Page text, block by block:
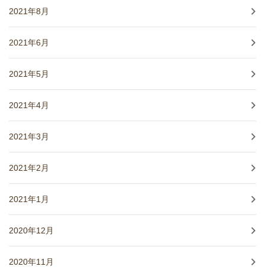
2021年8月
2021年6月
2021年5月
2021年4月
2021年3月
2021年2月
2021年1月
2020年12月
2020年11月